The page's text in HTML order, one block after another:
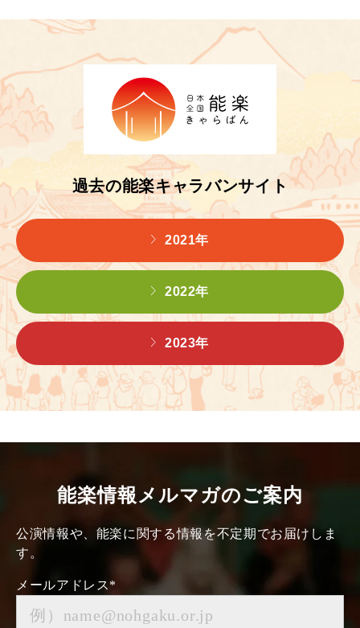
過去の能楽キャラバンサイト
2021年
2022年
2023年
能楽情報メルマガのご案内
公演情報や、能楽に関する情報を不定期でお届けしま
す。
メールアドレス*